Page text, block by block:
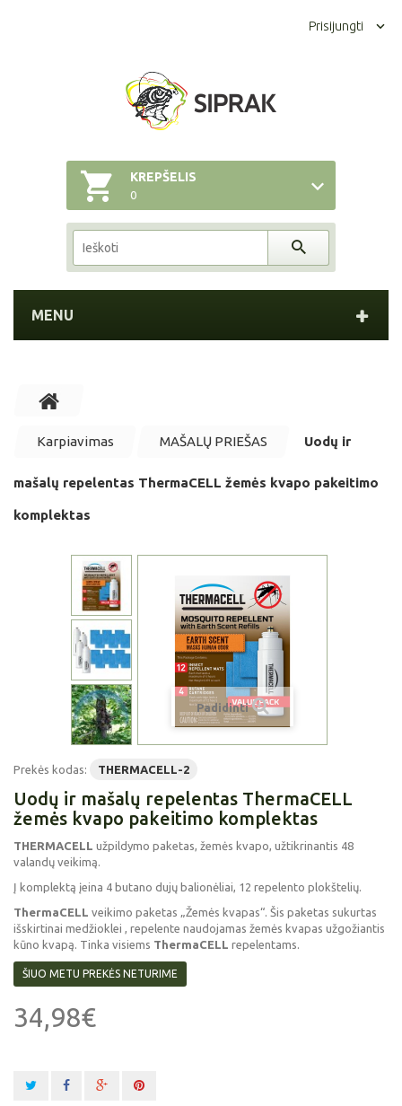
Prisijungti
KREPŠELIS
0
MENU
Karpiavimas MAŠALŲ PRIEŠAS Uodų ir
mašalų repelentas ThermaCELL žemės kvapo pakeitimo
komplektas
Padidinti
Prekės kodas: THERMACELL-2
Uodų ir mašalų repelentas ThermaCELL
žemės kvapo pakeitimo komplektas
THERMACELL užpildymo paketas, žemės kvapo, užtikrinantis 48
valandų veikimą.
Į komplektą įeina 4 butano dujų balionėliai, 12 repelento plokštelių.
ThermaCELL veikimo paketas „Žemės kvapas“. Šis paketas sukurtas
išskirtinai medžioklei , repelente naudojamas žemės kvapas užgožiantis
kūno kvapą. Tinka visiems ThermaCELL repelentams.
ŠIUO METU PREKĖS NETURIME
34,98€